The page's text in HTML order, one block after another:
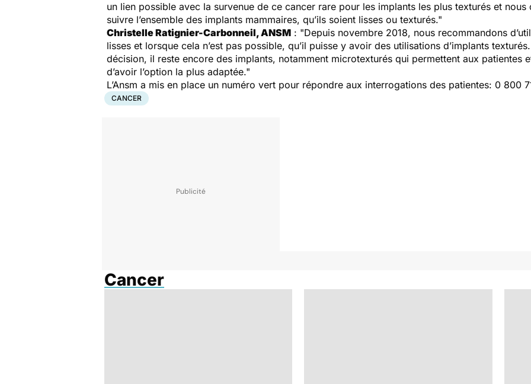
un lien possible avec la survenue de ce cancer rare pour les implants les plus texturés et
suivre l’ensemble des implants mammaires, qu’ils soient lisses ou texturés."
Christelle Ratignier-Carbonneil, ANSM : "Depuis novembre 2018, nous recommandons
lisses et lorsque cela n’est pas possible, qu’il puisse y avoir des utilisations d’implants
décision, il reste encore des implants, notamment microtexturés qui permettent aux patientes
d’avoir l’option la plus adaptée."
L’Ansm a mis en place un numéro vert pour répondre aux interrogations des patientes: 0 800
CANCER
Cancer